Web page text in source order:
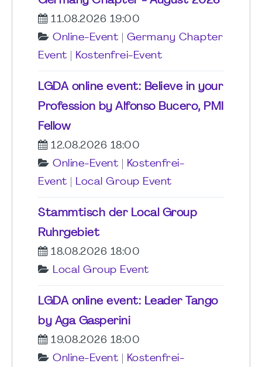
11.08.2026 19:00
Online-Event
Germany Chapter
Event
Kostenfrei-Event
LGDA online event: Believe in your
Profession by Alfonso Bucero, PMI
Fellow
12.08.2026 18:00
Online-Event
Kostenfrei-
Event
Local Group Event
Stammtisch der Local Group
Ruhrgebiet
18.08.2026 18:00
Local Group Event
LGDA online event: Leader Tango
by Aga Gasperini
19.08.2026 18:00
Online-Event
Kostenfrei-